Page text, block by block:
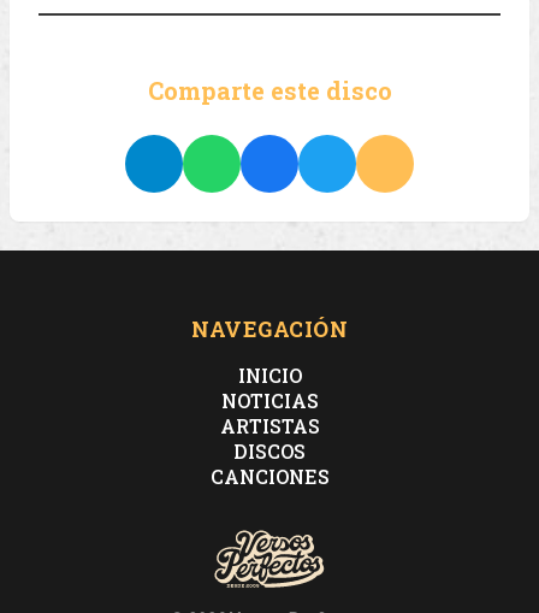
Comparte este disco
NAVEGACIÓN
INICIO
NOTICIAS
ARTISTAS
DISCOS
CANCIONES